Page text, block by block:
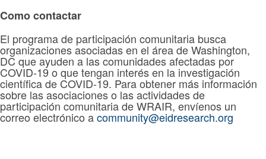
Como contactar
El programa de participación comunitaria busca
organizaciones asociadas en el área de Washington,
DC que ayuden a las comunidades afectadas por
COVID-19 o que tengan interés en la investigación
científica de COVID-19. Para obtener más información
sobre las asociaciones o las actividades de
participación comunitaria de WRAIR, envíenos un
correo electrónico acommunity@eidresearch.org